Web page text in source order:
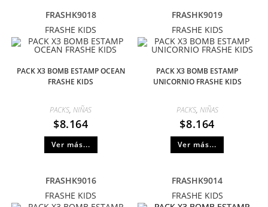
FRASHK9018
FRASHE KIDS
PACK X3 BOMB ESTAMP OCEAN
FRASHE KIDS
PACKS,NIÑAS
$8.164
Ver más...
FRASHK9019
FRASHE KIDS
PACK X3 BOMB ESTAMP
UNICORNIO FRASHE KIDS
PACKS, NIÑAS
$8.164
Ver más...
FRASHK9016
FRASHE KIDS
FRASHK9014
FRASHE KIDS